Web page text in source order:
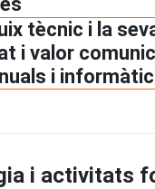
tècnic i la
i valor
i
i activitats